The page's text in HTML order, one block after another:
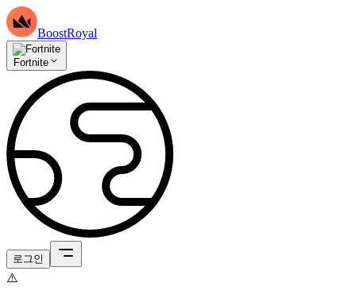
BoostRoyal
Fortnite
로그인
⚠️